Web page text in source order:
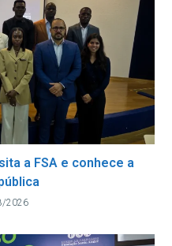
a FSA e conhece a
2026